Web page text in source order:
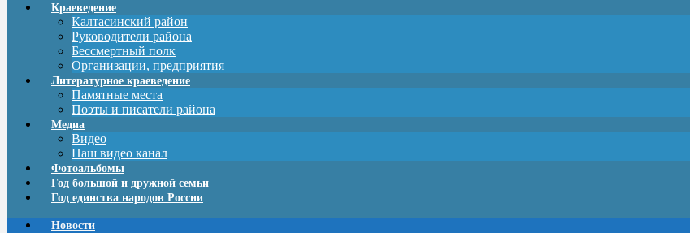
Краеведение
Калтасинский район
Руководители района
Бессмертный полк
Организации, предприятия
Литературное краеведение
Памятные места
Поэты и писатели района
Медиа
Видео
Наш видео канал
Фотоальбомы
Год большой и дружной семьи
Год единства народов России
Новости